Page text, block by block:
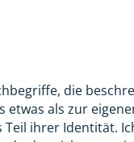
die
als zur
ihrer Identität.